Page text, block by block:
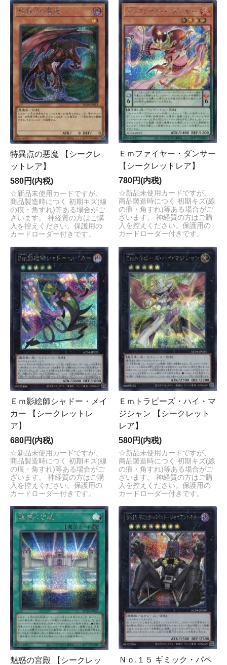
特異点の悪魔 【シークレ
ットレア】
580円(内税)
☆新品未使用カードですが、
商品製造時につく 初期キズ(線
の痕・角すれ)等ある場合がご
ざいます。 神経質の方はご購
入を控えください。保護用の
カードローダー付きです。
Ｅｍファイヤー・ダンサー
【シークレットレア】
780円(内税)
☆新品未使用カードですが、
商品製造時につく 初期キズ(線
の痕・角すれ)等ある場合がご
ざいます。 神経質の方はご購
入を控えください。保護用の
カードローダー付きです。
Ｅｍ影絵師シャドー・メイ
カー 【シークレットレ
ア】
680円(内税)
☆新品未使用カードですが、
商品製造時につく 初期キズ(線
の痕・角すれ)等ある場合がご
ざいます。 神経質の方はご購
入を控えください。保護用の
カードローダー付きです。
Ｅｍトラピーズ・ハイ・マ
ジシャン 【シークレット
レア】
580円(内税)
☆新品未使用カードですが、
商品製造時につく 初期キズ(線
の痕・角すれ)等ある場合がご
ざいます。 神経質の方はご購
入を控えください。保護用の
カードローダー付きです。
魅惑の宮殿 【シークレッ Ｎｏ.１５ ギミック・パペ